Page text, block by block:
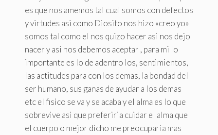
es que nos amemos tal cual somos con defectos
y virtudes asi como Diosito nos hizo «creo yo»
somos tal como el nos quizo hacer asi nos dejo
nacer y asi nos debemos aceptar , para mi lo
importante es lo de adentro los, sentimientos,
las actitudes para con los demas, la bondad del
ser humano, sus ganas de ayudar a los demas
etc el fisico se va y se acaba y el alma es lo que
sobrevive asi que preferiria cuidar el alma que
el cuerpo o mejor dicho me preocuparia mas